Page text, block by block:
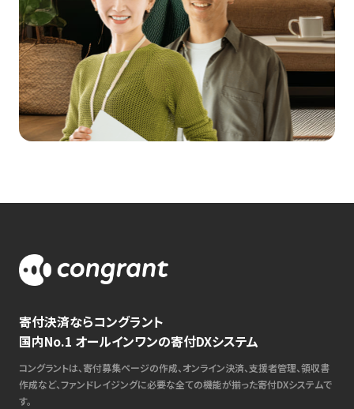
寄付決済ならコングラント
国内No.1 オールインワンの寄付DXシステム
コングラントは、寄付募集ページの作成、オンライン決済、支援者管理、領収書
作成など、ファンドレイジングに必要な全ての機能が揃った寄付DXシステムで
す。